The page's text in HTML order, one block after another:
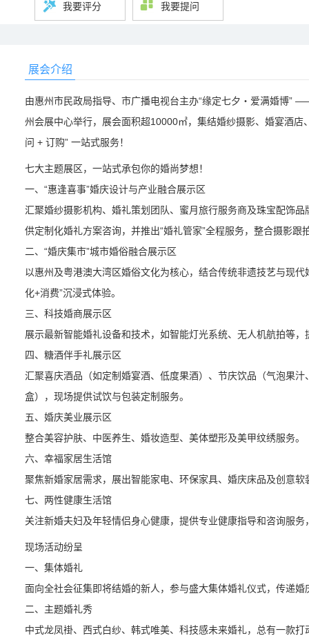
我要评分 我要提问
展会介绍
由惠州市民政局指导、市广播电视台主办“缘定七夕・爱满婚博”
州会展中心举行，展会面积超10000㎡，集结婚纱摄影、婚宴酒
问 + 订购” 一站式服务！
七大主题展区，一站式承包你的婚尚梦想！
一、“惠逢喜事”婚庆设计与产业融合展示区
汇聚婚纱摄影机构、婚礼策划团队、蜜月旅行服务商及珠宝配饰
供定制化婚礼方案咨询，并推出“婚礼管家”全程服务，整合摄影
二、“婚庆集市”城市婚俗融合展示区
以惠州及粤港澳大湾区婚俗文化为核心，结合传统非遗技艺与现
化+消费”沉浸式体验。
三、科技婚商展示区
展示最新智能婚礼设备和技术，如智能灯光系统、无人机航拍等，
四、糖酒伴手礼展示区
汇聚喜庆酒品（如定制婚宴酒、低度果酒）、节庆饮品（气泡果
盒），现场提供试饮与包装定制服务。
五、婚庆美业展示区
整合美容护肤、中医养生、婚妆造型、美体塑形及美甲纹绣服务。
六、幸福家居生活馆
聚焦新婚家居需求，展出智能家电、环保家具、婚庆床品及创意软
七、两性健康生活馆
关注新婚夫妇及年轻情侣身心健康，提供专业健康指导和咨询服
现场活动纷呈
一、集体婚礼
面向全社会征集即将结婚的新人，参与盛大集体婚礼仪式，传递婚
二、主题婚礼秀
中式龙凤褂、西式白纱、韩式唯美、科技感未来婚礼，总有一款打